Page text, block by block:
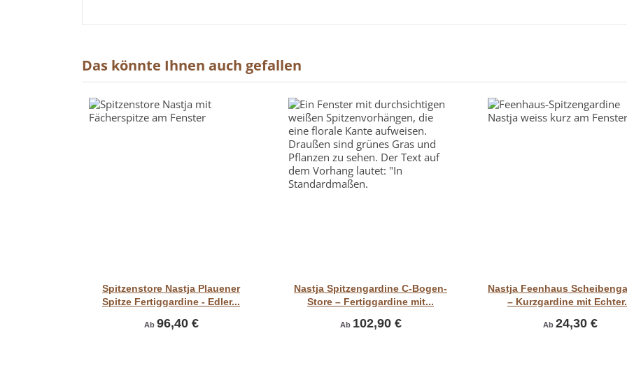
Das könnte Ihnen auch gefallen
Spitzenstore Nastja Plauener
Spitze Fertiggardine - Edler...
Ab 96,40 €
Nastja Spitzengardine C-Bogen-
Store – Fertiggardine mit...
Ab 102,90 €
Nastja Feenhaus
– Kurzgardine mit
Ab 24,30 €